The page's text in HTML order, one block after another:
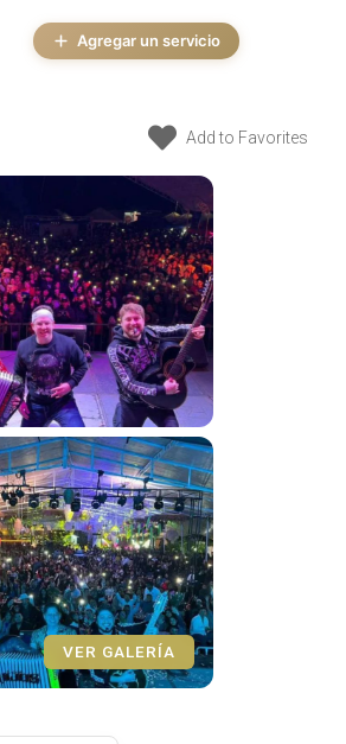
Agregar un servicio
Add to Favorites
VER GALERÍA